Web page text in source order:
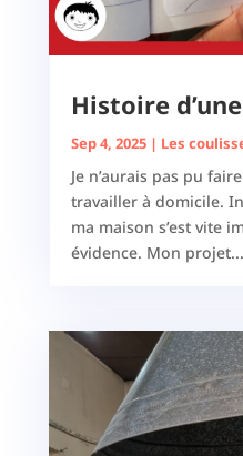
Histoire
Sep 4, 2025| Les
Je n’aurais pas pu
travailler à domicile.
ma maison s’est vite
évidence. Mon projet...